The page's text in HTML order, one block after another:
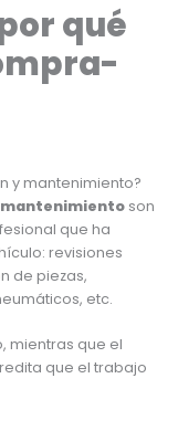
qué
y mantenimiento?
mantenimiento son
que ha
revisiones
de piezas,
etc.
mientras que el
que el trabajo